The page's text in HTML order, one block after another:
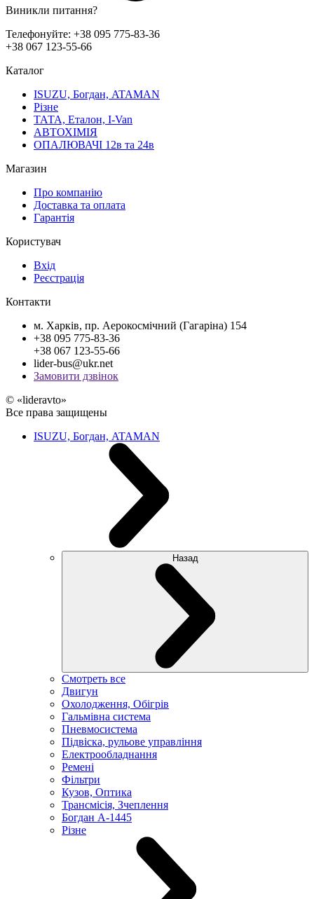
Виникли питання?
Телефонуйте: +38 095 775-83-36
+38 067 123-55-66
Каталог
ISUZU, Богдан, ATAMAN
Різне
ТАТА, Еталон, I-Van
АВТОХІМІЯ
ОПАЛЮВАЧІ 12в та 24в
Магазин
Про компанію
Доставка та оплата
Гарантія
Користувач
Вхід
Реєстрація
Контакти
м. Харків, пр. Аерокосмічний (Гагаріна) 154
+38 095 775-83-36
+38 067 123-55-66
lider-bus@ukr.net
Замовити дзвінок
© «lideravto»
Все права защищены
ISUZU, Богдан, ATAMAN
Назад
Смотреть все
Двигун
Охолодження, Обігрів
Гальмівна система
Пневмосистема
Підвіска, рульове управління
Електрообладнання
Ремені
Фільтри
Кузов, Оптика
Трансмісія, Зчеплення
Богдан А-1445
Різне